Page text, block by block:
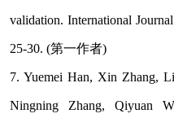
validation. International
25-30. (第一作者)
7. Yuemei Han, Xin Zhang,
Ningning Zhang, Qiyuan